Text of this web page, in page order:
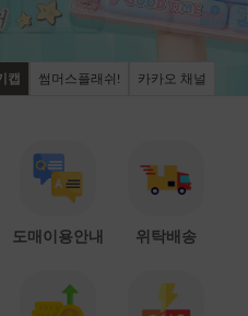
캡 썸머스플래쉬! 카카오 채널
도매이용안내 위탁배송